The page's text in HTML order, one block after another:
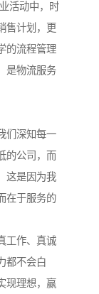
活动中，时
售计划，更
的流程管理
是物流服务
们深知每一
的公司，而
这是因为我
在于服务的
工作、真诚
都不会白
现理想，赢